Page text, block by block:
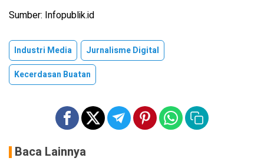
Sumber: Infopublik.id
Industri Media
Jurnalisme Digital
Kecerdasan Buatan
Baca Lainnya